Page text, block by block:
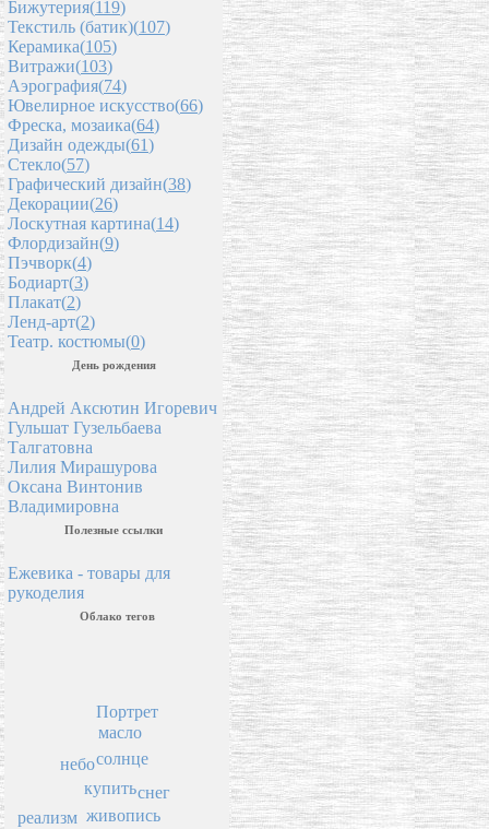
Бижутерия(119)
Текстиль (батик)(107)
Керамика(105)
Витражи(103)
Аэрография(74)
Ювелирное искусство(66)
Фреска, мозаика(64)
Дизайн одежды(61)
Стекло(57)
Графический дизайн(38)
Декорации(26)
Лоскутная картина(14)
Флордизайн(9)
Пэчворк(4)
Бодиарт(3)
Плакат(2)
Ленд-арт(2)
Театр. костюмы(0)
День рождения
Андрей Аксютин Игоревич
Гульшат Гузельбаева
Талгатовна
Лилия Мирашурова
Оксана Винтонив
Владимировна
Полезные ссылки
Ежевика - товары для
рукоделия
Облако тегов
живопись
купить
солнце
масло
снег
реализм
небо
Портрет